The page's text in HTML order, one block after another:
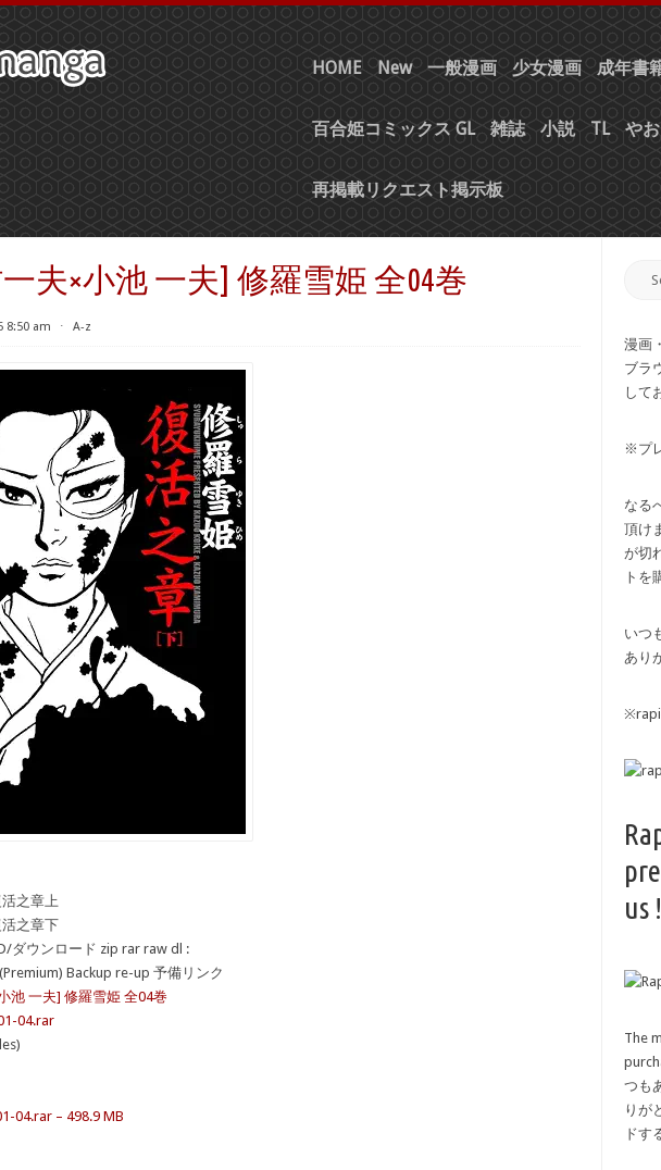
HOME New 一般漫画 少女漫画 成年書
百合姫コミックス GL 雑誌 小説 TL や
再掲載リクエスト掲示板
夫×小池 一夫] 修羅雪姫 全04巻
8:50 am ⋅ A-z
之章上
之章下
ダウンロード zip rar raw dl :
Backup re-up 予備リンク
池 一夫] 修羅雪姫 全04巻
04.rar
04.rar – 498.9 MB
漫画
ブラ
して
※プ
なる
頂け
が切
トを
いつ
あり
us !
The
つも
りが
ドす